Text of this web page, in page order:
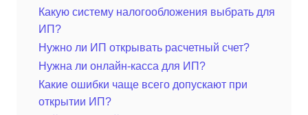
Какую систему налогообложения выбрать для
ИП?
Нужно ли ИП открывать расчетный счет?
Нужна ли онлайн-касса для ИП?
Какие ошибки чаще всего допускают при
открытии ИП?